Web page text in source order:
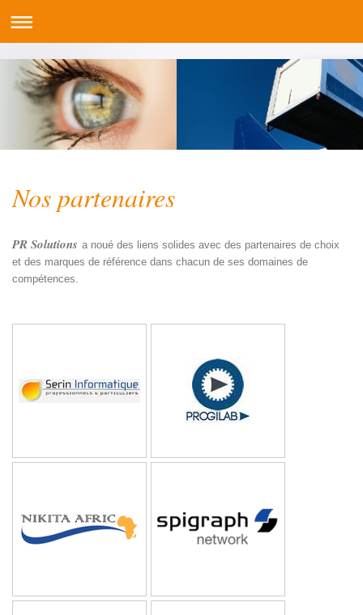
Nos partenaires
PR Solutions a noué des liens solides avec des partenaires de choix
et des marques de référence dans chacun de ses domaines de
compétences.